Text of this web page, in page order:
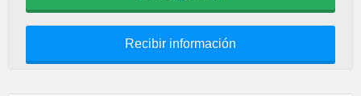
Recibir información